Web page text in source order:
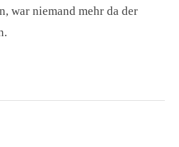
war niemand mehr da der